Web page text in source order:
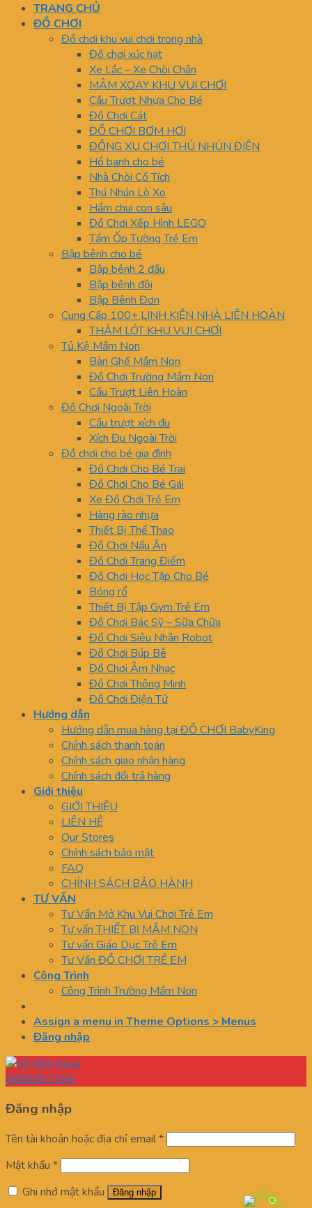
TRANG CHỦ
ĐỒ CHƠI
Đồ chơi khu vui chơi trong nhà
Đồ chơi xúc hạt
Xe Lắc – Xe Chòi Chân
MÂM XOAY KHU VUI CHƠI
Cầu Trượt Nhựa Cho Bé
Đồ Chơi Cát
ĐỒ CHƠI BƠM HƠI
ĐỒNG XU CHƠI THÚ NHÚN ĐIỆN
Hồ banh cho bé
Nhà Chòi Cổ Tích
Thú Nhún Lò Xo
Hầm chui con sâu
Đồ Chơi Xếp Hình LEGO
Tấm Ốp Tường Trẻ Em
Bập bênh cho bé
Bập bênh 2 đầu
Bập bênh đôi
Bập Bênh Đơn
Cung Cấp 100+ LINH KIỆN NHÀ LIÊN HOÀN
THẢM LÓT KHU VUI CHƠI
Tủ Kệ Mầm Non
Bàn Ghế Mầm Non
Đồ Chơi Trường Mầm Non
Cầu Trượt Liên Hoàn
Đồ Chơi Ngoài Trời
Cầu trượt xích đu
Xích Đu Ngoài Trời
Đồ chơi cho bé gia đình
Đồ Chơi Cho Bé Trai
Đồ Chơi Cho Bé Gái
Xe Đồ Chơi Trẻ Em
Hàng rào nhựa
Thiết Bị Thể Thao
Đồ Chơi Nấu Ăn
Đồ Chơi Trang Điểm
Đồ Chơi Học Tập Cho Bé
Bóng rổ
Thiết Bị Tập Gym Trẻ Em
Đồ Chơi Bác Sỹ – Sữa Chữa
Đồ Chơi Siêu Nhân Robot
Đồ Chơi Búp Bê
Đồ Chơi Âm Nhạc
Đồ Chơi Thông Minh
Đồ Chơi Điện Tử
Hướng dẫn
Hướng dẫn mua hàng tại ĐỒ CHƠI BabyKing
Chính sách thanh toán
Chính sách giao nhận hàng
Chính sách đổi trả hàng
Giới thiệu
GIỚI THIỆU
LIÊN HỆ
Our Stores
Chính sách bảo mật
FAQ
CHÍNH SÁCH BẢO HÀNH
TƯ VẤN
Tư Vấn Mở Khu Vui Chơi Trẻ Em
Tư vấn THIẾT BỊ MẦM NON
Tư vấn Giáo Dục Trẻ Em
Tư Vấn ĐỒ CHƠI TRẺ EM
Công Trình
Công Trình Trường Mầm Non
Assign a menu in Theme Options > Menus
Đăng nhập
0868997369
Đăng nhập
Tên tài khoản hoặc địa chỉ email*
Mật khẩu *
Ghi nhớ mật khẩu
Đăng nhập